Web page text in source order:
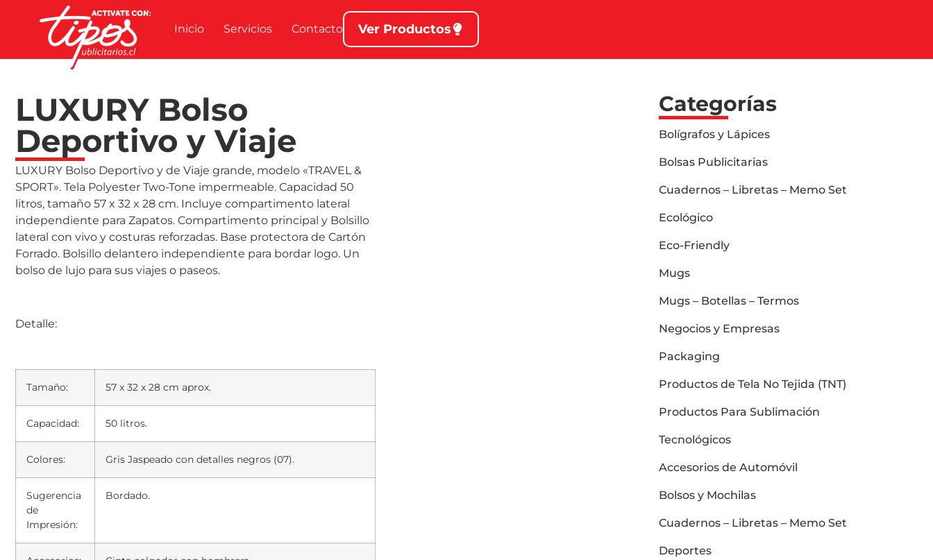
Inicio Servicios Contacto Ver Productos
LUXURY Bolso
Deportivo y Viaje
LUXURY Bolso Deportivo y de Viaje grande, modelo «TRAVEL &
SPORT». Tela Polyester Two-Tone impermeable. Capacidad 50
litros, tamaño 57 x 32 x 28 cm. Incluye compartimento lateral
independiente para Zapatos. Compartimento principal y Bolsillo
lateral con vivo y costuras reforzadas. Base protectora de Cartón
Forrado. Bolsillo delantero independiente para bordar logo. Un
bolso de lujo para sus viajes o paseos.
Detalle:
Tamaño: 57 x 32 x 28 cm aprox.
Capacidad: 50 litros.
Colores: Gris Jaspeado con detalles negros (07).
Sugerencia
de
Impresión:
Bordado.
Categorías
Bolígrafos y Lápices
Bolsas Publicitarias
Cuadernos – Libretas – Memo Set
Ecológico
Eco-Friendly
Mugs
Mugs – Botellas – Termos
Negocios y Empresas
Packaging
Productos de Tela No Tejida (TNT)
Productos Para Sublimación
Tecnológicos
Accesorios de Automóvil
Bolsos y Mochilas
Cuadernos – Libretas – Memo Set
Deportes